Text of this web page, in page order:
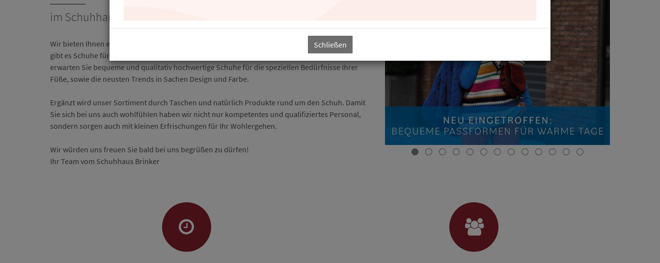
im Schuhhaus Brinker.
Wir bieten Ihnen ein breit gefächertes Sortiment an Damen-, Herren- und Kinderschuhen. Bei uns
gibt es Schuhe für die ganze Familie, mit einer großen Auswahl an bekannten Marken. Es
erwarten Sie bequeme und qualitativ hochwertige Schuhe für die speziellen Bedürfnisse Ihrer
Füße, sowie die neusten Trends in Sachen Design und Farbe.
Ergänzt wird unser Sortiment durch Taschen und natürlich Produkte rund um den Schuh. Damit
Sie sich bei uns auch wohlfühlen haben wir nicht nur kompetentes und qualifiziertes Personal,
sondern sorgen auch mit kleinen Erfrischungen für Ihr Wohlergehen.
Wir würden uns freuen Sie bald bei uns begrüßen zu dürfen!
Ihr Team vom Schuhhaus Brinker
Schließen